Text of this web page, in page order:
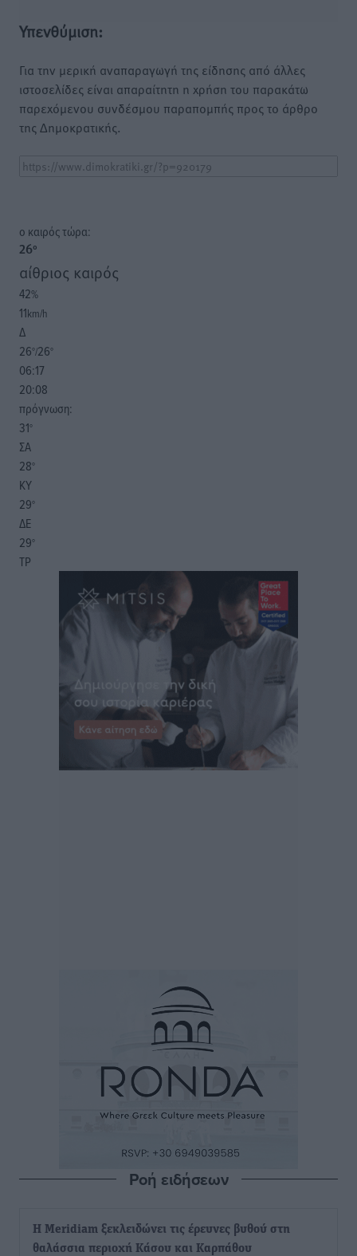
Υπενθύμιση:
Για την μερική αναπαραγωγή της είδησης από άλλες
ιστοσελίδες είναι απαραίτητη η χρήση του παρακάτω
παρεχόμενου συνδέσμου παραπομπής προς το άρθρο
της Δημοκρατικής.
o καιρός τώρα:
26°
αίθριος καιρός
42%
11km/h
Δ
26°/26°
06:17
20:08
πρόγνωση:
31°
ΣΑ
28°
ΚΥ
29°
ΔΕ
29°
ΤΡ
Ροή ειδήσεων
Η Meridiam ξεκλειδώνει τις έρευνες βυθού στη
θαλάσσια περιοχή Κάσου και Καρπάθου